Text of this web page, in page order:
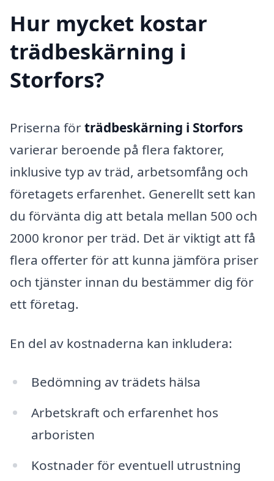
Hur mycket kostar
trädbeskärning i
Storfors?
Priserna förträdbeskärning i Storfors
varierar beroende på flera faktorer,
inklusive typ av träd, arbetsomfång och
företagets erfarenhet. Generellt sett kan
du förvänta dig att betala mellan 500 och
2000 kronor per träd. Det är viktigt att få
flera offerter för att kunna jämföra priser
och tjänster innan du bestämmer dig för
ett företag.
En del av kostnaderna kan inkludera:
Bedömning av trädets hälsa
Arbetskraft och erfarenhet hos
arboristen
Kostnader för eventuell utrustning